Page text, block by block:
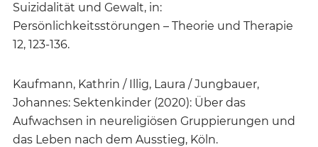
Suizidalität und Gewalt, in:
Persönlichkeitsstörungen – Theorie und Therapie
12, 123-136.
Kaufmann, Kathrin / Illig, Laura / Jungbauer,
Johannes: Sektenkinder (2020): Über das
Aufwachsen in neureligiösen Gruppierungen und
das Leben nach dem Ausstieg, Köln.